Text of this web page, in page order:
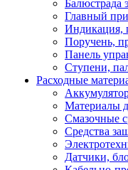
Балюстрада
Главный
Индикация,
Поручень,
Панель
Ступени,
Расходные
Материалы
Смазочные
Средства
Датчики,